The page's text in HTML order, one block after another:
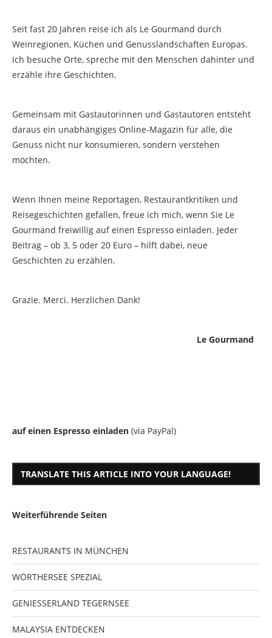
Seit fast 20 Jahren reise ich als Le Gourmand durch
Weinregionen, Küchen und Genusslandschaften Europas.
Ich besuche Orte, spreche mit den Menschen dahinter und
erzähle ihre Geschichten.
Gemeinsam mit Gastautorinnen und Gastautoren entsteht
daraus ein unabhängiges Online-Magazin für alle, die
Genuss nicht nur konsumieren, sondern verstehen
möchten.
Wenn Ihnen meine Reportagen, Restaurantkritiken und
Reisegeschichten gefallen, freue ich mich, wenn Sie Le
Gourmand freiwillig auf einen Espresso einladen. Jeder
Beitrag – ob 3, 5 oder 20 Euro – hilft dabei, neue
Geschichten zu erzählen.
Grazie. Merci. Herzlichen Dank!
Le Gourmand
auf einen Espresso einladen (via PayPal)
TRANSLATE THIS ARTICLE INTO YOUR LANGUAGE!
Weiterführende Seiten
RESTAURANTS IN MÜNCHEN
WÖRTHERSEE SPEZIAL
GENIESSERLAND TEGERNSEE
MALAYSIA ENTDECKEN